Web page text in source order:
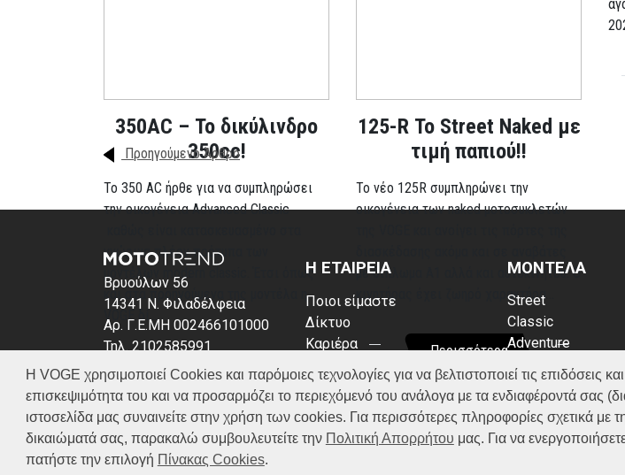
Η VOGE χρησιμοποιεί Cookies και παρόμοιες τεχνολογίες για να βελτιστοποιεί τις επιδόσεις
επισκεψιμότητα του και να προσαρμόζει το περιεχόμενό του ανάλογα με τα ενδιαφέροντά σας
ιστοσελίδα μας συναινείτε στην χρήση των cookies. Για περισσότερες πληροφορίες σχετικά
δικαιώματά σας, παρακαλώ συμβουλευτείτε την Πολιτική Απορρήτου μας. Για να
πατήστε την επιλογή Πίνακας Cookies.
350AC – Το δικύλινδρο
350cc!
To 350 AC ήρθε για να συμπληρώσει
την οικογένεια Advanced Classic
γνώριμα πλέον πρότυπα των
μοντέλων modern classic. Έτσι όπως
και στα προηγούμενα της μοντέλα η
VOGE δί...
Περισσότερα
125-R Το Street Naked με
τιμή παπιού!!
Το νέο 125R συμπληρώνει την
οικογένεια των naked μοτοσυκλετών
με δίπλωμα A1 αλλά και αυτοκινήτου. Ο
κινητήρας έχει ζωηρό χαρακτήρα...
Περισσότερα
Προηγούμενο Άρθρο
Βρυούλων 56
14341 Ν. Φιλαδέλφεια
Αρ. Γ.Ε.ΜΗ 002466101000
Τηλ. 2102585991
E-mail: info@voge.gr
Η ΕΤΑΙΡΕΙΑ
Ποιοι είμαστε
Δίκτυο
Καριέρα
Πολιτική απορρήτου
Πολιτική Cookies
ΜΟΝΤΕΛΑ
Street
Classic
Adventure
ATV (Loncin)